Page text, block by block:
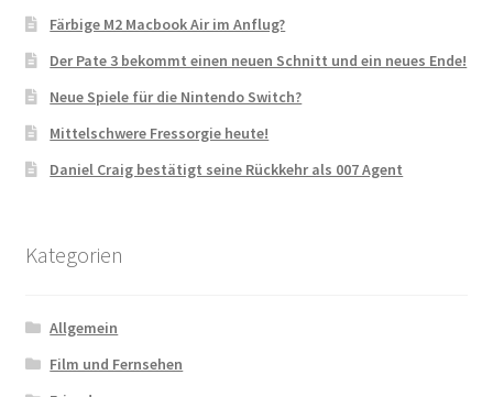
Färbige M2 Macbook Air im Anflug?
Der Pate 3 bekommt einen neuen Schnitt und ein neues Ende!
Neue Spiele für die Nintendo Switch?
Mittelschwere Fressorgie heute!
Daniel Craig bestätigt seine Rückkehr als 007 Agent
Kategorien
Allgemein
Film und Fernsehen